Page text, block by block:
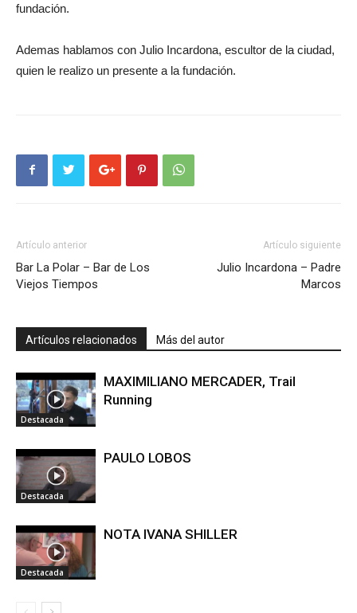
fundación.
Ademas hablamos con Julio Incardona, escultor de la ciudad,
quien le realizo un presente a la fundación.
Artículo anterior
Bar La Polar – Bar de Los
Viejos Tiempos
Artículo siguiente
Julio Incardona – Padre
Marcos
Artículos relacionados Más del autor
Destacada
MAXIMILIANO MERCADER, Trail
Running
Destacada
PAULO LOBOS
Destacada
NOTA IVANA SHILLER